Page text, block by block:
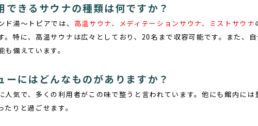
できるサウナの種類は何ですか？
ド湯〜トピアでは、 高温サウナ、メディテーションサウナ、ミストサウナ
。特に、高温サウナは広々としており、20名まで収容可能です。また、
も備えています。
ーにはどんなものがありますか？
人気で、多くの利用者がこの味で整うと言われています。他にも館内に
たりと過ごせます。